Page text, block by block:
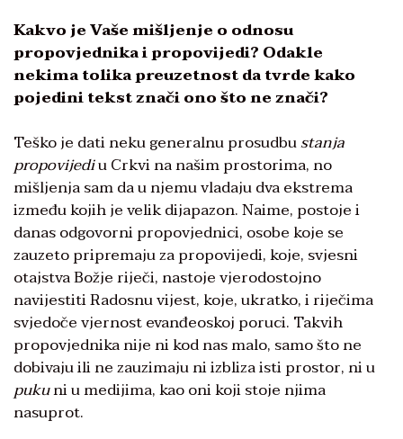
Kakvo je Vaše mišljenje o odnosu
propovjednika i propovijedi? Odakle
nekima tolika preuzetnost da tvrde kako
pojedini tekst znači ono što ne znači?
Teško je dati neku generalnu prosudbustanja
propovijediu Crkvi na našim prostorima, no
mišljenja sam da u njemu vladaju dva ekstrema
između kojih je velik dijapazon. Naime, postoje i
danas odgovorni propovjednici, osobe koje se
zauzeto pripremaju za propovijedi, koje, svjesni
otajstva Božje riječi, nastoje vjerodostojno
navijestiti Radosnu vijest, koje, ukratko, i riječima
svjedoče vjernost evanđeoskoj poruci. Takvih
propovjednika nije ni kod nas malo, samo što ne
dobivaju ili ne zauzimaju ni izbliza isti prostor, ni u
pukuni u medijima, kao oni koji stoje njima
nasuprot.